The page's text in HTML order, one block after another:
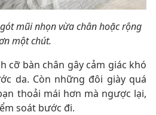
mũi nhọn vừa chân hoặc rộng
một chút.
cỡ bàn chân gây cảm giác khó
da. Còn những đôi giày quá
thoải mái hơn mà ngược lại,
soát bước đi.